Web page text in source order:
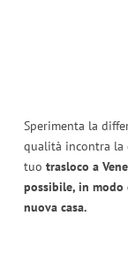
Sperimenta la
qualità incontra la
tuo trasloco a
possibile, in modo
nuova casa.